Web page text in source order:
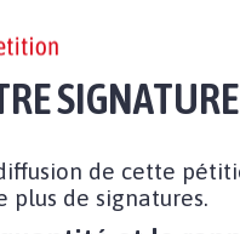
SIGNATURE
de cette
plus de signatures.